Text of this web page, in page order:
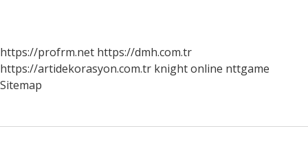
https://profrm.net https://dmh.com.tr
https://artidekorasyon.com.tr knight online nttgame
Sitemap